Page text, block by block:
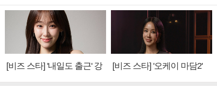
[비즈 스타] '내일도 출근' 강
[비즈 스타] '오케이 마담2'